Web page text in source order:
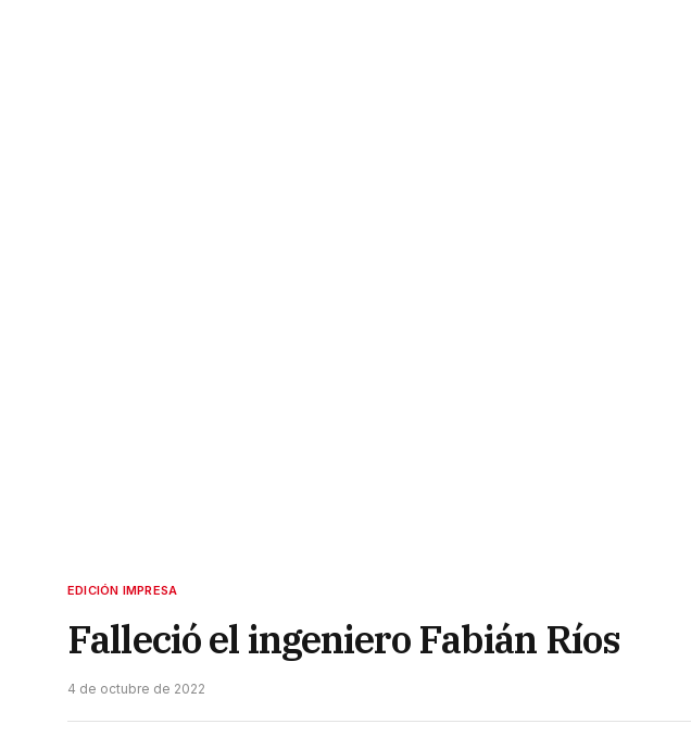
EDICIÓN IMPRESA
Falleció el ingeniero Fabián Ríos
4 de octubre de 2022